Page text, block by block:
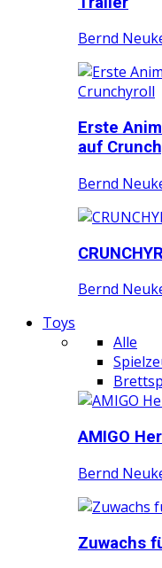
Bernd
Erste
auf
Bernd
Bernd
Toys
Alle
AMIGO
Bernd
Zuwachs